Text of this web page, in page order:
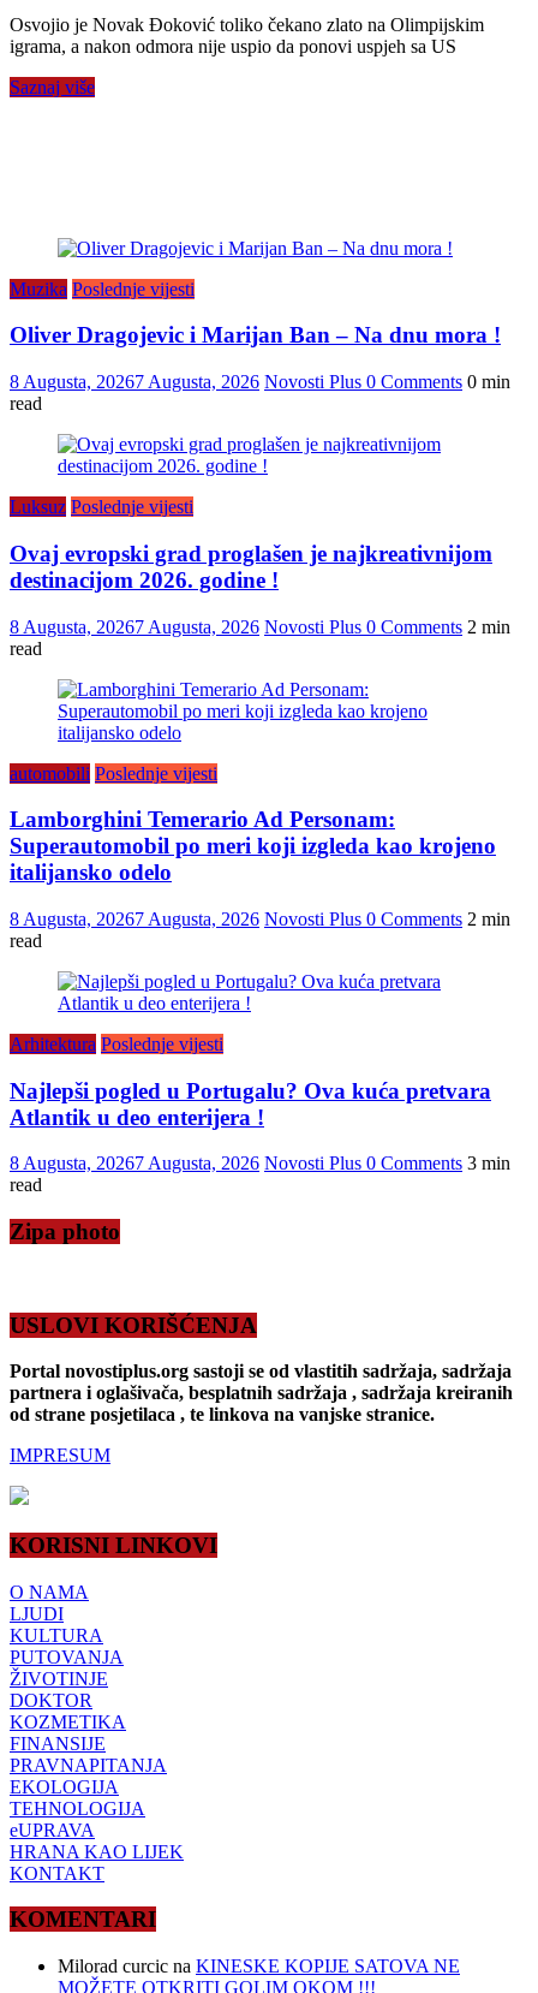
Osvojio je Novak Đoković toliko čekano zlato na Olimpijskim
igrama, a nakon odmora nije uspio da ponovi uspjeh sa US
Saznaj više
Muzika Poslednje vijesti
Oliver Dragojevic i Marijan Ban – Na dnu mora !
8 Augusta, 20267 Augusta, 2026 Novosti Plus 0 Comments 0 min
read
Luksuz Poslednje vijesti
Ovaj evropski grad proglašen je najkreativnijom
destinacijom 2026. godine !
8 Augusta, 20267 Augusta, 2026 Novosti Plus 0 Comments 2 min
read
automobili Poslednje vijesti
Lamborghini Temerario Ad Personam:
Superautomobil po meri koji izgleda kao krojeno
italijansko odelo
8 Augusta, 20267 Augusta, 2026 Novosti Plus 0 Comments 2 min
read
Arhitektura Poslednje vijesti
Najlepši pogled u Portugalu? Ova kuća pretvara
Atlantik u deo enterijera !
8 Augusta, 20267 Augusta, 2026 Novosti Plus 0 Comments 3 min
read
Zipa photo
USLOVI KORIŠĆENJA
Portal novostiplus.org sastoji se od vlastitih sadržaja, sadržaja
partnera i oglašivača, besplatnih sadržaja , sadržaja kreiranih
od strane posjetilaca , te linkova na vanjske stranice.
IMPRESUM
KORISNI LINKOVI
O NAMA
LJUDI
KULTURA
PUTOVANJA
ŽIVOTINJE
DOKTOR
KOZMETIKA
FINANSIJE
PRAVNAPITANJA
EKOLOGIJA
TEHNOLOGIJA
eUPRAVA
HRANA KAO LIJEK
KONTAKT
KOMENTARI
Milorad curcic na KINESKE KOPIJE SATOVA NE
MOŽETE OTKRITI GOLIM OKOM !!!